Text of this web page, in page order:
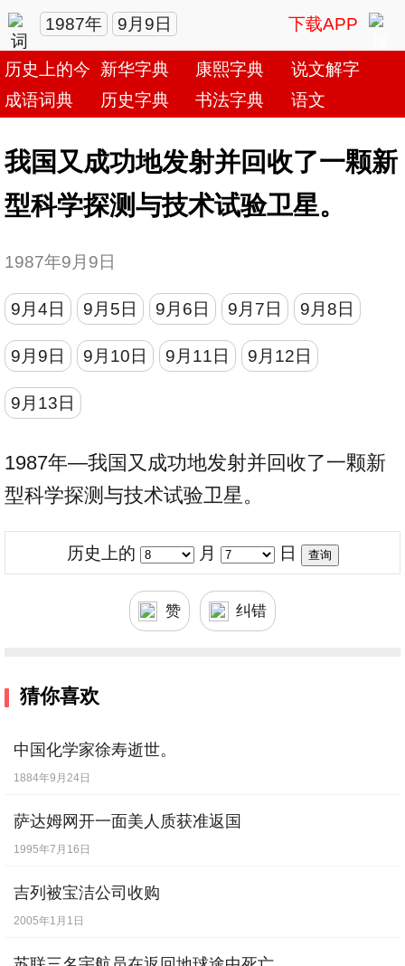
1987年 9月9日 下载APP
历史上的今天新华字典 康熙字典
说文解字
成语词典
历史字典 书法字典 语文
我国又成功地发射并回收了一颗新
型科学探测与技术试验卫星。
1987年9月9日
9月4日 9月5日 9月6日 9月7日 9月8日
9月9日 9月10日 9月11日 9月12日
9月13日
1987年—我国又成功地发射并回收了一颗新
型科学探测与技术试验卫星。
历史上的 月 日
赞 纠错
猜你喜欢
中国化学家徐寿逝世。
1884年9月24日
萨达姆网开一面美人质获准返国
1995年7月16日
吉列被宝洁公司收购
2005年1月1日